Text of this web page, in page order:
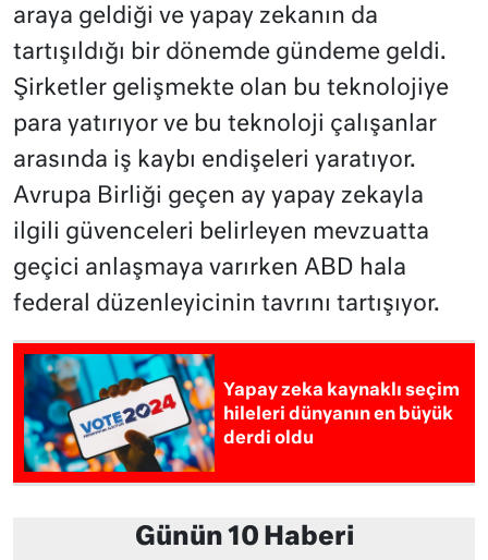
araya geldiği ve yapay zekanın da
tartışıldığı bir dönemde gündeme geldi.
Şirketler gelişmekte olan bu teknolojiye
para yatırıyor ve bu teknoloji çalışanlar
arasında iş kaybı endişeleri yaratıyor.
Avrupa Birliği geçen ay yapay zekayla
ilgili güvenceleri belirleyen mevzuatta
geçici anlaşmaya varırken ABD hala
federal düzenleyicinin tavrını tartışıyor.
Yapay zeka kaynaklı seçim
hileleri dünyanın en büyük
derdi oldu
Günün 10 Haberi